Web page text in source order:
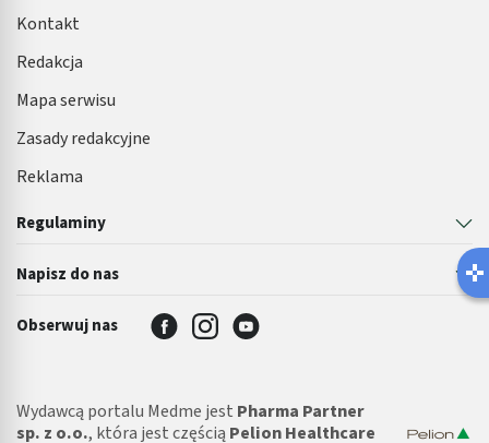
Regulaminy
Napisz do nas
Kontakt
Redakcja
Mapa serwisu
Zasady redakcyjne
Reklama
Obserwuj nas
Wydawcą portalu Medme jest Pharma Partner
sp. z o.o., która jest częścią Pelion Healthcare